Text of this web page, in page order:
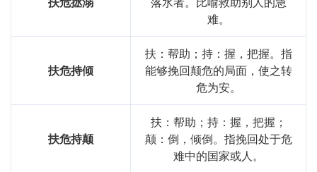
难。
扶危持倾
扶：帮助；持：握，把握。指
能够挽回颠危的局面，使之转
危为安。
扶危持颠
扶：帮助；持：握，把握；
颠：倒，倾倒。指挽回处于危
难中的国家或人。